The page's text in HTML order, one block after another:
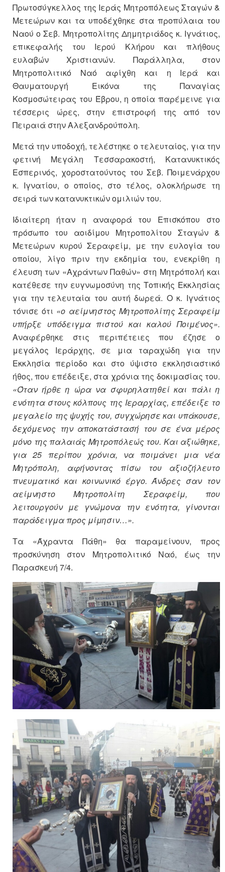
Πρωτοσύγκελλος της Ιεράς Μητροπόλεως Σταγών &
Μετεώρων και τα υποδέχθηκε στα προπύλαια του
Ναού ο Σεβ. Μητροπολίτης Δημητριάδος κ. Ιγνάτιος,
επικεφαλής του Ιερού Κλήρου και πλήθους
ευλαβών Χριστιανών. Παράλληλα, στον
Μητροπολιτικό Ναό αφίχθη και η Ιερά και
Θαυματουργή Εικόνα της Παναγίας
Κοσμοσώτειρας του Έβρου, η οποία παρέμεινε για
τέσσερις ώρες, στην επιστροφή της από τον
Πειραιά στην Αλεξανδρούπολη.
Μετά την υποδοχή, τελέστηκε ο τελευταίος, για την
φετινή Μεγάλη Τεσσαρακοστή, Κατανυκτικός
Εσπερινός, χοροστατούντος του Σεβ. Ποιμενάρχου
κ. Ιγνατίου, ο οποίος, στο τέλος, ολοκλήρωσε τη
σειρά των κατανυκτικών ομιλιών του.
Ιδιαίτερη ήταν η αναφορά του Επισκόπου στο
πρόσωπο του αοιδίμου Μητροπολίτου Σταγών &
Μετεώρων κυρού Σεραφείμ, με την ευλογία του
οποίου, λίγο πριν την εκδημία του, ενεκρίθη η
έλευση των «Αχράντων Παθών» στη Μητρόπολή και
κατέθεσε την ευγνωμοσύνη της Τοπικής Εκκλησίας
για την τελευταία του αυτή δωρεά. Ο κ. Ιγνάτιος
τόνισε ότι «ο αείμνηστος Μητροπολίτης Σεραφείμ
υπήρξε υπόδειγμα πιστού και καλού Ποιμένος».
Αναφέρθηκε στις περιπέτειες που έζησε ο
μεγάλος Ιεράρχης, σε μια ταραχώδη για την
Εκκλησία περίοδο και στο ύψιστο εκκλησιαστικό
ήθος, που επέδειξε, στα χρόνια της δοκιμασίας του.
«Όταν ήρθε η ώρα να σφυρηλατηθεί και πάλι η
ενότητα στους κόλπους της Ιεραρχίας, επέδειξε το
μεγαλείο της ψυχής του, συγχώρησε και υπάκουσε,
δεχόμενος την αποκατάστασή του σε ένα μέρος
μόνο της παλαιάς Μητροπόλεώς του. Και αξιώθηκε,
για 25 περίπου χρόνια, να ποιμάνει μια νέα
Μητρόπολη, αφήνοντας πίσω του αξιοζήλευτο
πνευματικό και κοινωνικό έργο. Άνδρες σαν τον
αείμνηστο Μητροπολίτη Σεραφείμ, που
λειτουργούν με γνώμονα την ενότητα, γίνονται
παράδειγμα προς μίμησιν…».
Τα «Άχραντα Πάθη» θα παραμείνουν, προς
προσκύνηση στον Μητροπολιτικό Ναό, έως την
Παρασκευή 7/4.